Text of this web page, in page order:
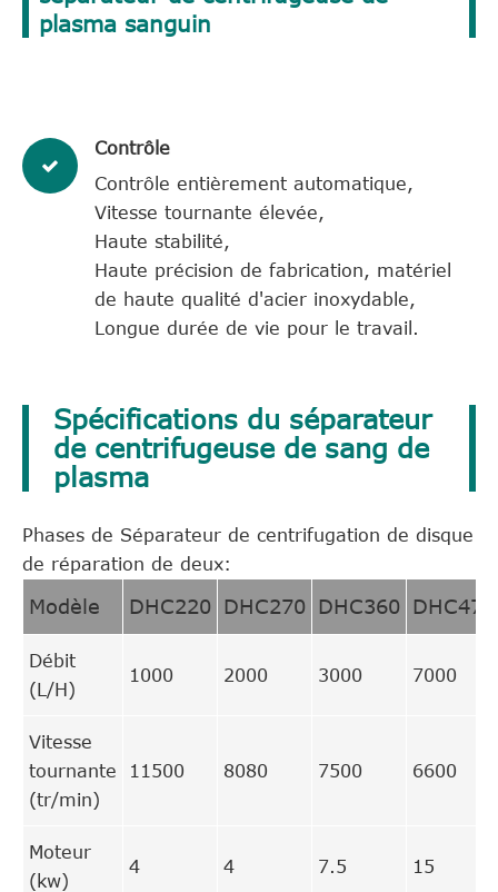
plasma sanguin
Contrôle
Contrôle entièrement automatique,
Vitesse tournante élevée,
Haute stabilité,
Haute précision de fabrication, matériel
de haute qualité d'acier inoxydable,
Longue durée de vie pour le travail.
Spécifications du séparateur
de centrifugeuse de sang de
plasma
Phases de Séparateur de centrifugation de disque
de réparation de deux:
Modèle DHC220 DHC270 DHC360 DHC470
Débit
(L/H)
1000 2000 3000 7000
Vitesse
tournante
(tr/min)
11500 8080 7500 6600
Moteur
(kw)
4 4 7.5 15